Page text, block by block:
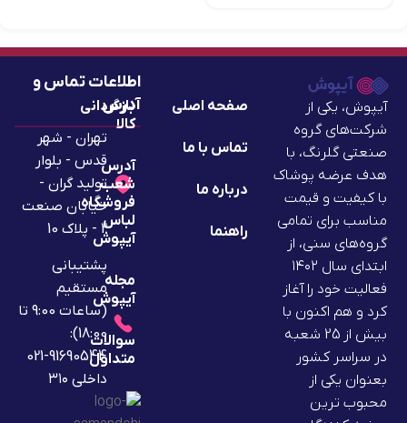
آیپوش، یکی از
شرکت‌های گروه
صنعتی گلرنگ، با
هدف عرضه پوشاک
با کیفیت و قیمت
مناسب برای تمامی
گروه‌های سنی، از
ابتدای سال ۱۴۰۲
فعالیت خود را آغاز
کرد و هم اکنون با
بیش از 25 شعبه
در سراسر کشور
بعنوان یکی از
محبوب ترین
صفحه اصلی
تماس با ما
درباره ما
راهنما
بازگردانی
کالا
آدرس
شعب
فروشگاه
لباس
آیپوش
مجله
آیپوش
سوالات
متداول
تهران - شهر
قدس - بلوار
تولید گران -
خیابان صنعت
2 - پلاک 10
پشتیبانی
مستقیم
(ساعات 9:00 تا
18:00):
91690544-021
داخلی ۳۱۰
اطلاعات تماس و
آدرس